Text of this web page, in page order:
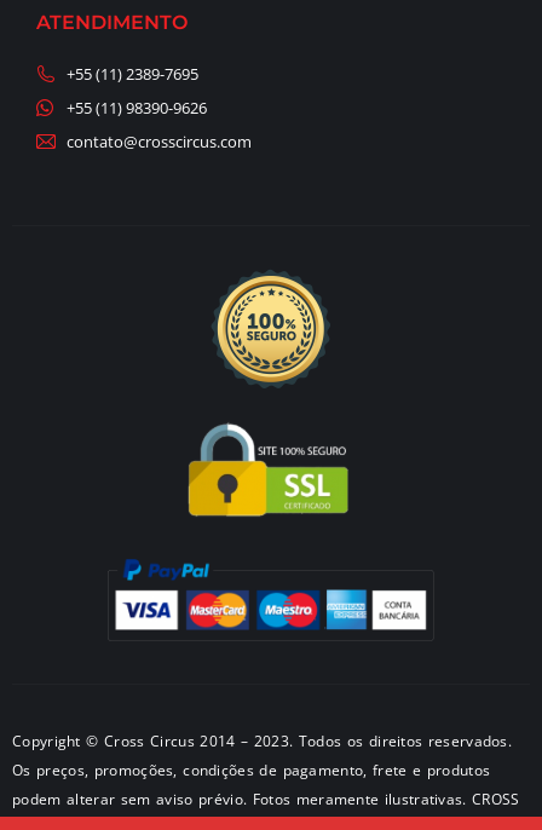
ATENDIMENTO
+55 (11) 2389-7695
+55 (11) 98390-9626
contato@crosscircus.com
Copyright © Cross Circus 2014 – 2023. Todos os direitos reservados.
Os preços, promoções, condições de pagamento, frete e produtos
podem alterar sem aviso prévio. Fotos meramente ilustrativas. CROSS